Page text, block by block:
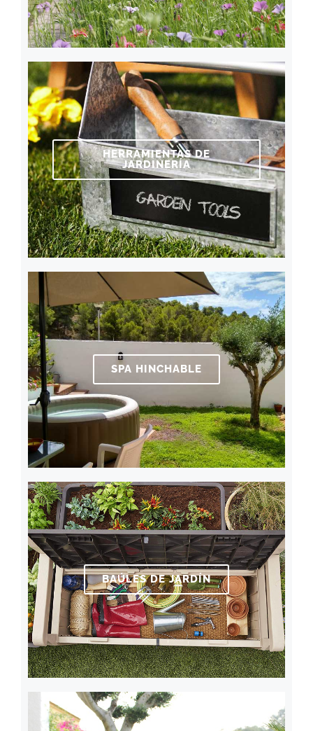
HERRAMIENTAS DE
JARDINERÍA
SPA HINCHABLE
BAÚLES DE JARDÍN